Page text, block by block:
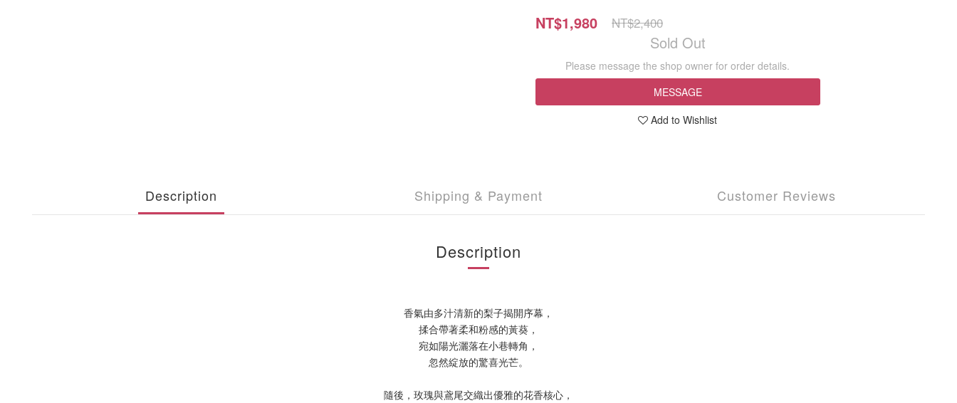
NT$1,980 NT$2,400
Sold Out
Please message the shop owner for order details.
MESSAGE
Add to Wishlist
Description Shipping & Payment Customer Reviews
Description
香氣由多汁清新的梨子揭開序幕，
揉合帶著柔和粉感的黃葵，
宛如陽光灑落在小巷轉角，
忽然綻放的驚喜光芒。
隨後，玫瑰與鳶尾交織出優雅的花香核心，